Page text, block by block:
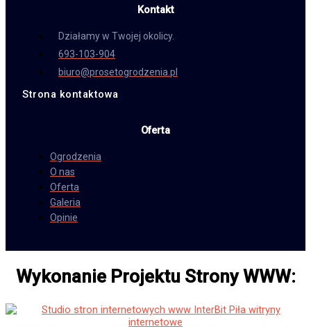
Kontakt
Działamy w Twojej okolicy.
693-103-904
biuro@prosetogrodzenia.pl
Strona kontaktowa
Oferta
Ogrodzenia
O nas
Oferta
Galeria
Opinie
Wykonanie Projektu Strony WWW: